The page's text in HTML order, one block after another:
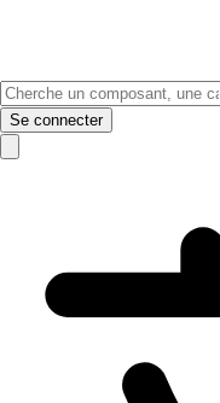
Se connecter